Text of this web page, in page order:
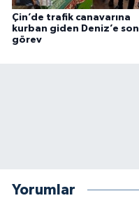
Çin’de trafik canavarına
kurban giden Deniz’e son
görev
Yorumlar